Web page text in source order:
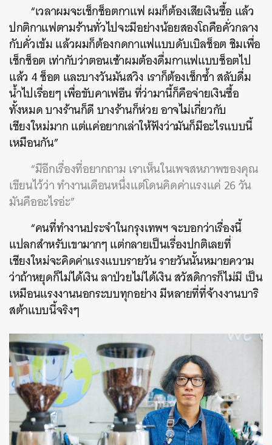
“เวลาผมจะเช็กช็อตกาแฟ ผมก็ต้องเสียเงินซื้อ แล้ว
ปกติกาแฟตามร้านทั่วไปจะมีอย่างน้อยสองโถคือคั่วกลาง
กับคั่วเข้ม แล้วผมก็ต้องกดกาแฟแบบดับเบิลช็อต ชิมเพื่อ
เช็กช็อต เท่ากับว่าตอนเช้าผมต้องดื่มกาแฟแบบช็อตไป
แล้ว 4 ช็อต และบางวันมันสวิง เราก็ต้องเช็กซ้ำ สลับดื่ม
น้ำไปเรื่อยๆ เพื่อขับคาเฟอีน ที่ว่ามานี้ก็คือจ่ายเงินซื้อ
ทั้งหมด บางร้านก็ดี บางร้านก็ห่วย อาจไม่เกี่ยวกับ
เชียงใหม่มาก แต่แค่อยากเล่าให้ฟังว่ามันก็มีอะไรแบบนี้
เหมือนกัน”
“มีอีกเรื่องที่อยากถาม เราเห็นในเพจสหภาพของคุณ
เขียนไว้ว่า ทำงานเดือนหนึ่งแต่โดนคิดค่าแรงแค่ 26 วัน
มันคืออะไรอ่ะ”
“คนที่ทำงานประจำในกรุงเทพฯ จะบอกว่าเรื่องนี้
แปลกสำหรับเขามากๆ แต่กลายเป็นเรื่องปกติเลยที่
เชียงใหม่จะคิดค่าแรงแบบรายวัน รายวันนั้นหมายความ
ว่าถ้าหยุดก็ไม่ได้เงิน ลาป่วยไม่ได้เงิน สวัสดิการก็ไม่มี เป็น
เหมือนแรงงานนอกระบบทุกอย่าง มีหลายที่ที่จ้างงานบาริ
สต้าแบบนี้จริงๆ